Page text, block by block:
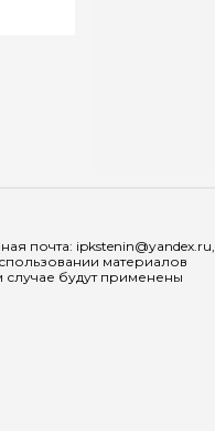
почта: ipkstenin@yandex.ru,
материалов
случае будут применены